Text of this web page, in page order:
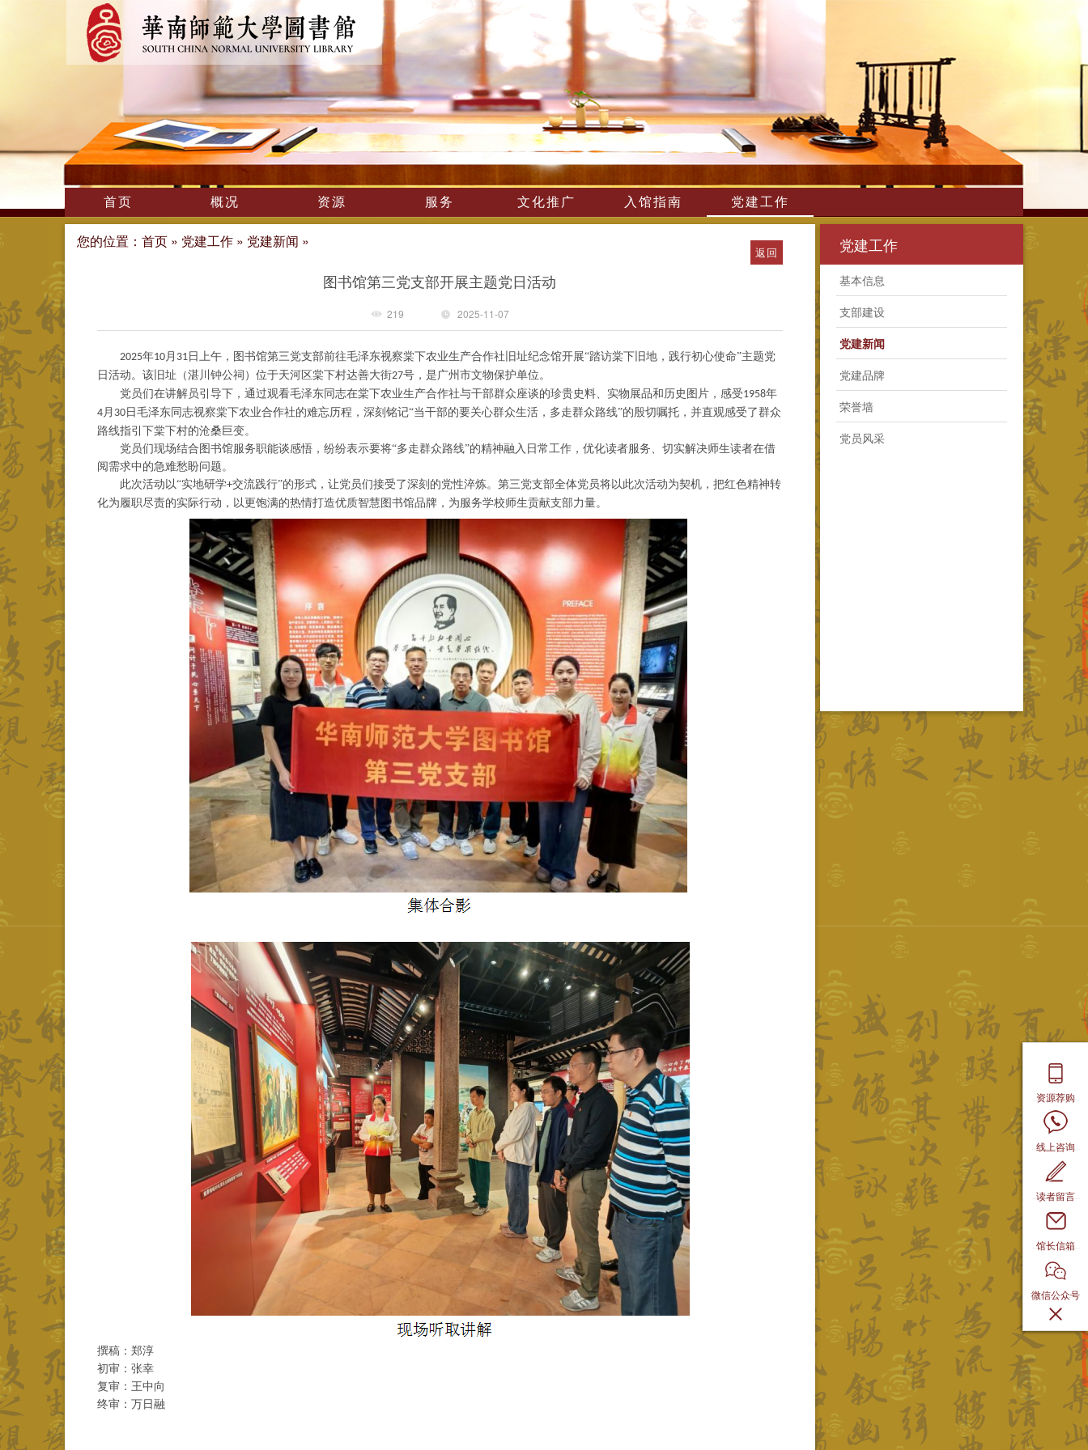
首页 概况 资源 服务 文化推广 入馆指南 党建工作
您的位置： 首页 » 党建工作 » 党建新闻 »
图书馆第三党支部开展主题党日活动
219 2025-11-07
返回
2025年10月 31 日上午，图书馆第三党支部前往毛泽东视察棠下农业生产合作社旧址纪念馆开展“踏访棠下旧地，践行初心使命”主题党
日活动。该旧址（湛川钟公祠）位于天河区棠下村达善大街27号，是广州市文物保护单位。
党员们在讲解员引导下， 通过观看毛泽东 同志在棠下农业生产合作社与干部群众座谈的珍贵史料、实物展品和历史图片， 感受1958年
4月 30 日毛泽东同志视察棠下农业合作社的难忘历程，深刻铭记“当干部的要关心群众生活，多走群众路线”的殷切嘱托， 并直观感受了群众
路线指引下棠下村的沧桑巨变。
党员们现场结合图书馆服务职能谈感悟，纷纷表示要将“多走群众路线”的精神融入日常工作，优化读者服务、切实解决师生读者在借
阅需求中的急难愁盼问题。
此次活动以“实地研学+交流践行”的形式，让党员们接受了深刻的党性淬炼。第三党支部全体党员将以此次活动为契机，把红色精神转
化为履职尽责的实际行动，以更饱满的热情打造优质智慧图书馆品牌，为服务学校师生贡献支部力量。
撰稿：郑淳
初审：张幸
复审： 王中向
终审：万日融
党建工作
基本信息
支部建设
党建新闻
党建品牌
荣誉墙
党员风采
资源荐购
线上咨询
读者留言
馆长信箱
微信公众号